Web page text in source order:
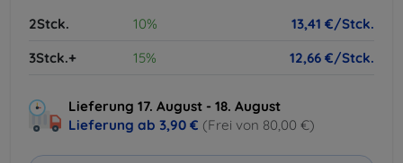
2Stck.
10%
13,41 €/Stck.
3Stck.+
15% 12,66 €/Stck.
Lieferung 17. August - 18. August
Lieferung ab 3,90 € (Frei von 80,00 €)